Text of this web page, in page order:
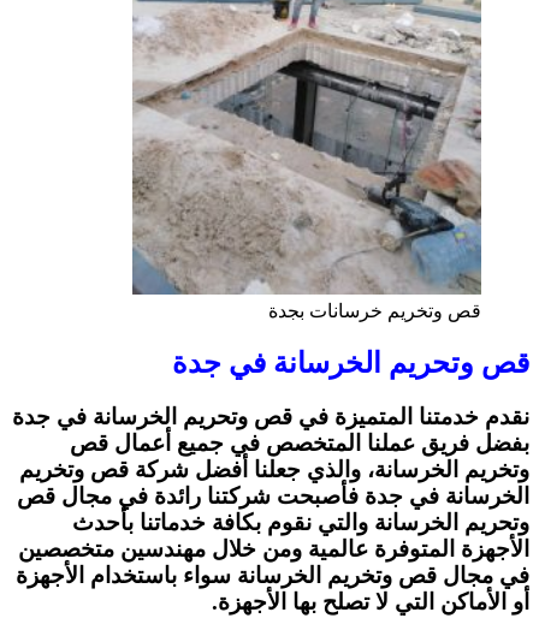
قص وتخريم خرسانات بجدة
قص وتحريم الخرسانة في جدة
نقدم خدمتنا المتميزة في قص وتحريم الخرسانة في جدة
بفضل فريق عملنا المتخصص في جميع أعمال قص
وتخريم الخرسانة، والذي جعلنا أفضل شركة قص وتخريم
الخرسانة في جدة فأصبحت شركتنا رائدة في مجال قص
وتحريم الخرسانة والتي نقوم بكافة خدماتنا بأحدث
الأجهزة المتوفرة عالمية ومن خلال مهندسين متخصصين
في مجال قص وتخريم الخرسانة سواء باستخدام الأجهزة
أو الأماكن التي لا تصلح بها الأجهزة.